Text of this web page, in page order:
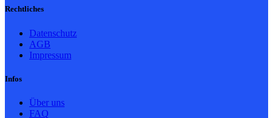
Rechtliches
Datenschutz
AGB
Impressum
Infos
Über uns
FAQ